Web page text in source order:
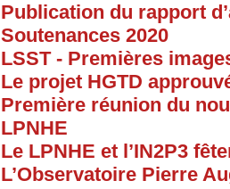
Publication du rapport
Soutenances 2020
LSST - Premières
Le projet HGTD
Première réunion du
LPNHE
Le LPNHE et l’IN2P3
L’Observatoire Pierre